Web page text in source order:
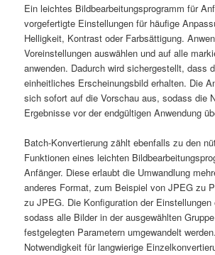
Ein leichtes Bildbearbeitungsprogramm für
vorgefertigte Einstellungen für häufige
Helligkeit, Kontrast oder Farbsättigung.
Voreinstellungen auswählen und auf alle
anwenden. Dadurch wird sichergestellt, dass
einheitliches Erscheinungsbild erhalten. Die
sich sofort auf die Vorschau aus, sodass die
Ergebnisse vor der endgültigen Anwendung
Batch-Konvertierung zählt ebenfalls zu den
Funktionen eines leichten
Anfänger. Diese erlaubt die Umwandlung
anderes Format, zum Beispiel von JPEG zu
zu JPEG. Die Konfiguration der Einstellungen
sodass alle Bilder in der ausgewählten
festgelegten Parametern umgewandelt
Notwendigkeit für langwierige